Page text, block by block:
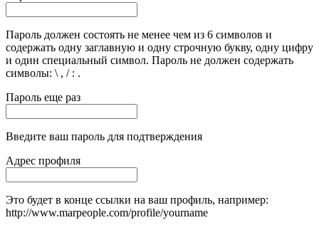
Пароль должен состоять не менее чем из 6 символов и
содержать одну заглавную и одну строчную букву, одну цифру
и один специальный символ. Пароль не должен содержать
символы: \ , / : .
Пароль еще раз
Введите ваш пароль для подтверждения
Адрес профиля
Это будет в конце ссылки на ваш профиль, например:
http://www.marpeople.com/profile/yourname